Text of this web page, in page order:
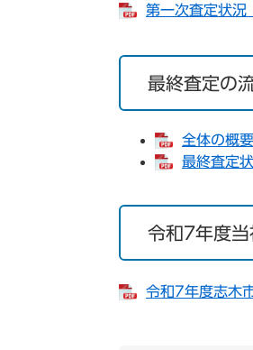
第一次査定状
最終査定の
全体の概
最終査定
令和7年度
令和7年度志木